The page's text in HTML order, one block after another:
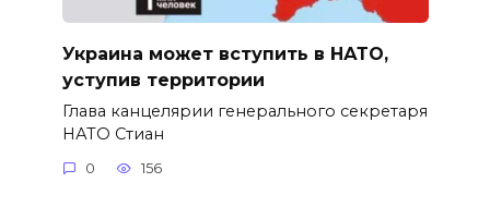
Украина может вступить в НАТО,
уступив территории
Глава канцелярии генерального секретаря
НАТО Стиан
0 156